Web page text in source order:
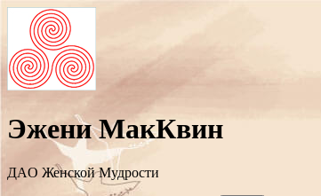
Эжени МакКвин
ДAO Женской Мудрости